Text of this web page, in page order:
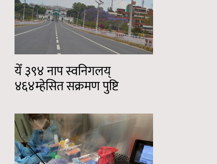
येँ ३९४ नाप स्वनिगलय्
४६४म्हेसित सक्रमण पुष्टि